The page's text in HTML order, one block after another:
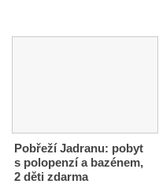
Pobřeží Jadranu: pobyt
s polopenzí a bazénem,
2 děti zdarma